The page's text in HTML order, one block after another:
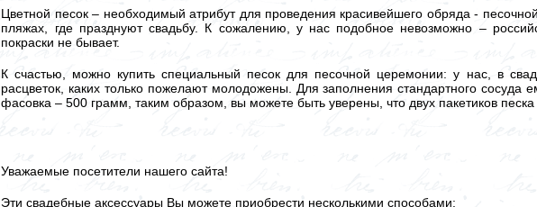
Цветной песок – необходимый атрибут для проведения красивейшего обряда -
пляжах, где празднуют свадьбу. К сожалению, у нас подобное невозможно –
покраски не бывает.
К счастью, можно купить специальный песок для песочной церемонии: у нас, в
расцветок, каких только пожелают молодожены. Для заполнения стандартного
фасовка – 500 грамм, таким образом, вы можете быть уверены, что двух пакетиков
Уважаемые посетители нашего сайта!
Эти свадебные аксессуары Вы можете приобрести несколькими способами: